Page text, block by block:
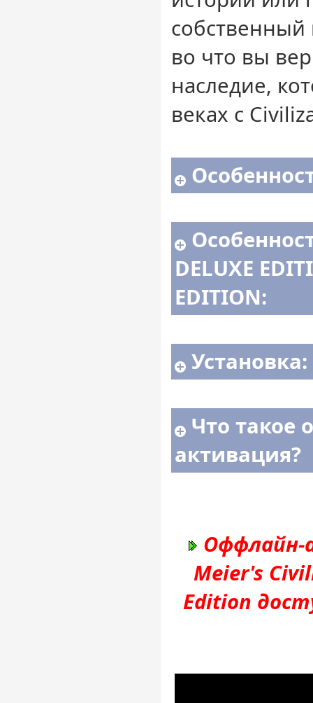
собственный
во что вы
наследие,
веках с
DELUXE
EDITION:
Установка:
Что такое
активация?
Оффлайн-
Meier's
Edition